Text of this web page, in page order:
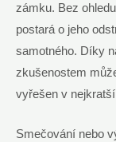
zámku. Bez
postará o jeho
samotného. Díky
zkušenostem
vyřešen v
Smečování nebo